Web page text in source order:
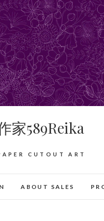
家589Reika
CUTOUT ART
ABOUT SALES